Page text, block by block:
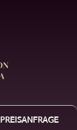
PREISANFRAGE